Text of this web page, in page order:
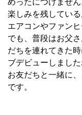
楽しみを残している
エアコンやファン
でも、普段はお父
だちを連れてきた
ブデビューしました
お友だちと一緒に
です。